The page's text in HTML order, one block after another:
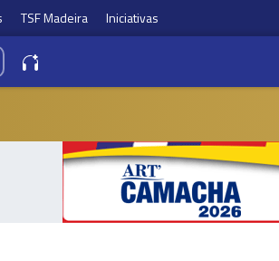
TSF Madeira Iniciativas